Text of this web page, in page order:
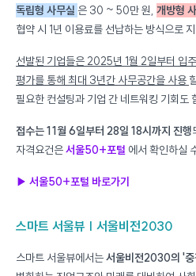
독립형 사무실 은 30 ~ 50만 원, 개방형
협약 시 1년 이용료를 선납
선발된 기업들은 2025년 1월 2일부터 입주를 시
평가를 통해 최대 3년간 사무공간을 사용
필요한 컨설팅과 기업 간
접수는 11월 6일부터 28일 18시까지 진행되
자격요건은서울50+포털 에서 확인하실
▶ 서울50+포털 바로가기
스마트 서울뷰 | 서울비전2030
스마트 서울뷰에서는서울비전2030의 '중